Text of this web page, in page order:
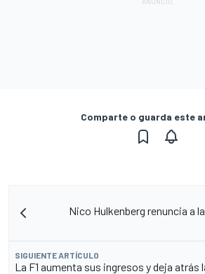
Comparte o guarda este
Nico Hulkenberg renuncia a
SIGUIENTE ARTÍCULO
La F1 aumenta sus ingresos y deja atrás